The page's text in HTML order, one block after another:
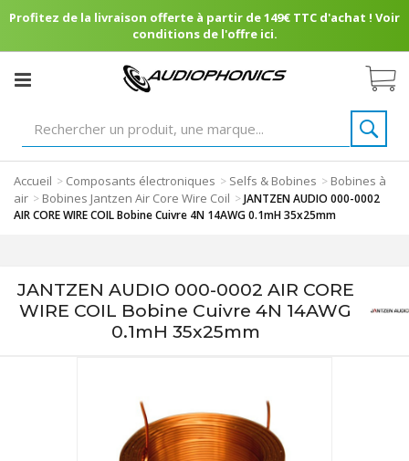
Profitez de la livraison offerte à partir de 149€ TTC d'achat ! Voir
conditions de l'offre ici.
Accueil > Composants électroniques > Selfs & Bobines > Bobines à
air > Bobines Jantzen Air Core Wire Coil >JANTZEN AUDIO 000-0002
AIR CORE WIRE COIL Bobine Cuivre 4N 14AWG 0.1mH 35x25mm
JANTZEN AUDIO 000-0002 AIR CORE
WIRE COIL Bobine Cuivre 4N 14AWG
0.1mH 35x25mm